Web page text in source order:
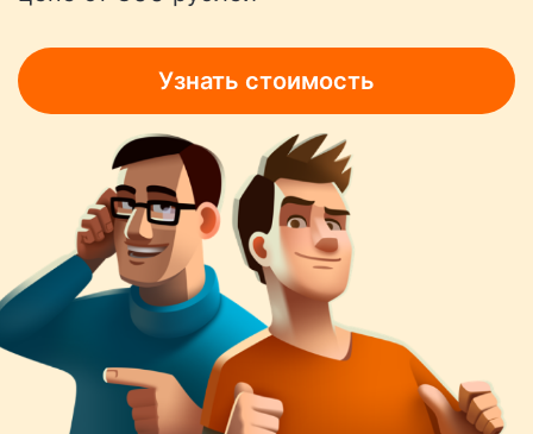
Узнать стоимость